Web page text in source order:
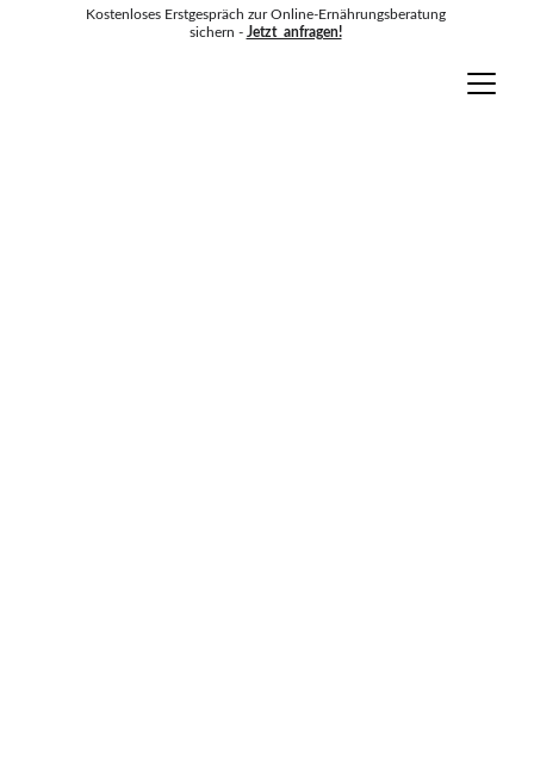
Kostenloses Erstgespräch zur Online-Ernährungsberatung
sichern - Jetzt  anfragen!